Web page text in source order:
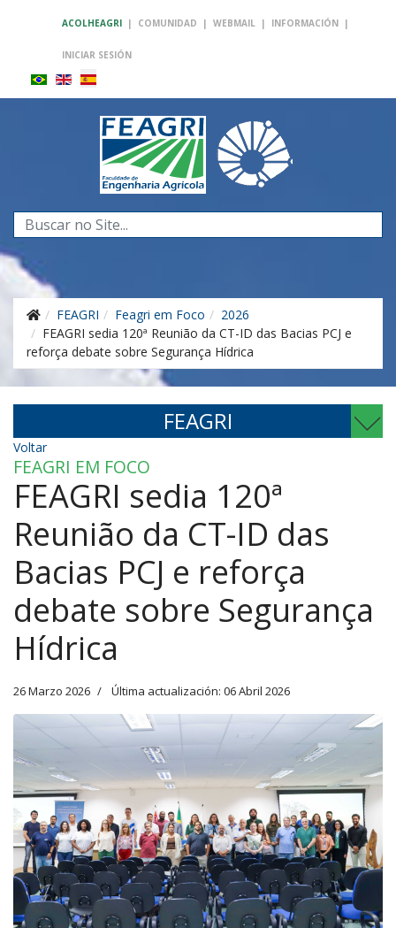
ACOLHEAGRI | COMUNIDAD | WEBMAIL | INFORMACIÓN |
INICIAR SESIÓN
Buscar...
FEAGRI Feagri em Foco
2026
FEAGRI sedia 120ª Reunião da CT-ID das Bacias PCJ e
reforça debate sobre Segurança Hídrica
FEAGRI
Voltar
FEAGRI EM FOCO
FEAGRI sedia 120ª
Reunião da CT-ID das
Bacias PCJ e reforça
debate sobre Segurança
Hídrica
26 Marzo 2026 Última actualización: 06 Abril 2026